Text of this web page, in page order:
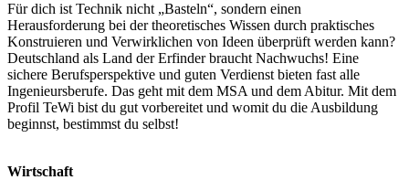
Für dich ist Technik nicht „Basteln“, sondern einen
Herausforderung bei der theoretisches Wissen durch praktisches
Konstruieren und Verwirklichen von Ideen überprüft werden kann?
Deutschland als Land der Erfinder braucht Nachwuchs! Eine
sichere Berufsperspektive und guten Verdienst bieten fast alle
Ingenieursberufe. Das geht mit dem MSA und dem Abitur. Mit dem
Profil TeWi bist du gut vorbereitet und womit du die Ausbildung
beginnst, bestimmst du selbst!
Wirtschaft